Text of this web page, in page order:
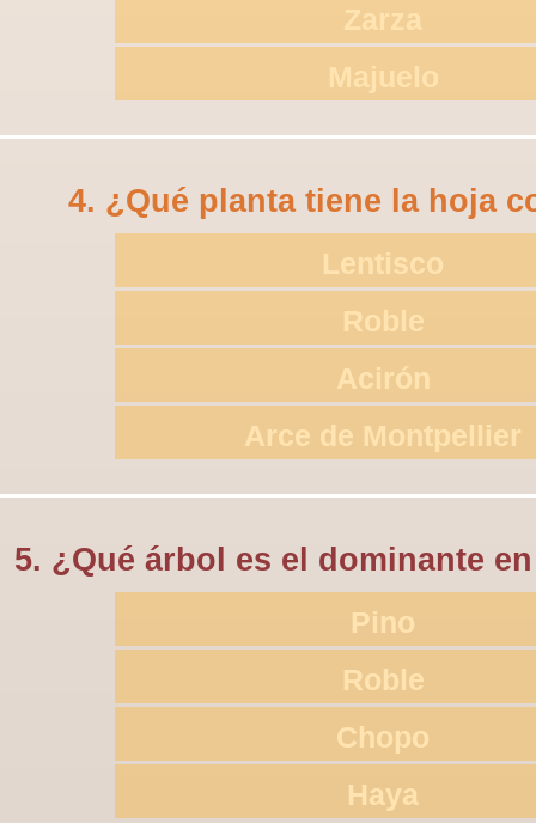
Zarza
Majuelo
4. ¿Qué planta tiene la hoja
Lentisco
Roble
Acirón
Arce de Montpellier
5. ¿Qué árbol es el dominante
Pino
Roble
Chopo
Haya